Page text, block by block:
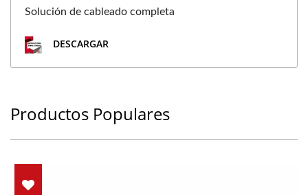
Solución de cableado completa
DESCARGAR
Productos Populares